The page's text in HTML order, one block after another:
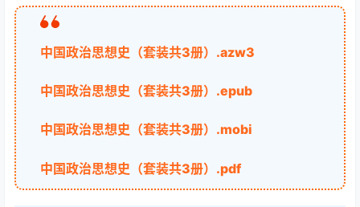
中国政治思想史（套装共3册）.azw3
中国政治思想史（套装共3册）.epub
中国政治思想史（套装共3册）.mobi
中国政治思想史（套装共3册）.pdf